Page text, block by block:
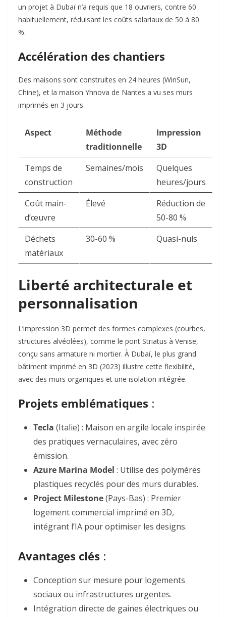
un projet à Dubaï n’a requis que 18 ouvriers, contre 60
habituellement, réduisant les coûts salariaux de 50 à 80
%.
Accélération des chantiers
Des maisons sont construites en 24 heures (WinSun,
Chine), et la maison Yhnova de Nantes a vu ses murs
imprimés en 3 jours.
Aspect
Méthode
traditionnelle
Impression
3D
Temps de
construction
Semaines/mois
Quelques
heures/jours
Coût main-
d’œuvre
Élevé
Réduction de
50-80 %
Déchets
matériaux
30-60 % Quasi-nuls
Liberté architecturale et
personnalisation
L’impression 3D permet des formes complexes (courbes,
structures alvéolées), comme le pont Striatus à Venise,
conçu sans armature ni mortier. À Dubaï, le plus grand
bâtiment imprimé en 3D (2023) illustre cette flexibilité,
avec des murs organiques et une isolation intégrée.
Projets emblématiques :
Tecla (Italie) : Maison en argile locale inspirée
des pratiques vernaculaires, avec zéro
émission.
Azure Marina Model : Utilise des polymères
plastiques recyclés pour des murs durables.
Project Milestone(Pays-Bas) : Premier
logement commercial imprimé en 3D,
intégrant l’IA pour optimiser les designs.
Avantages clés :
Conception sur mesure pour logements
sociaux ou infrastructures urgentes.
Intégration directe de gaines électriques ou